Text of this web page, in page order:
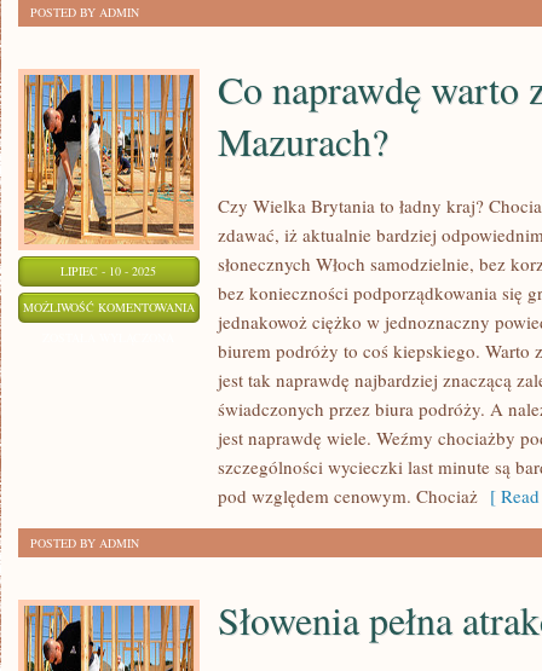
POSTED BY ADMIN
LIPIEC - 10 - 2025
MOŻLIWOŚĆ KOMENTOWANIA
NAPRAWDĘ
ZOBACZYĆ
Co naprawdę warto
Mazurach?
Czy Wielka Brytania to ładny kraj?
zdawać, iż aktualnie bardziej
słonecznych Włoch samodzielnie, bez
bez konieczności podporządkowania się
jednakowoż ciężko w jednoznaczny
biurem podróży to coś kiepskiego. Warto
jest tak naprawdę najbardziej znaczącą
świadczonych przez biura podróży. A
jest naprawdę wiele. Weźmy chociażby
szczególności wycieczki last minute są
pod względem cenowym. Chociaż [
POSTED BY ADMIN
Słowenia pełna